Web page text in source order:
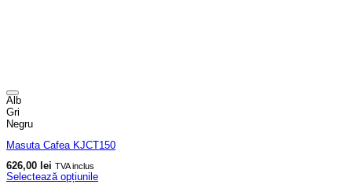
Alb
Gri
Negru
Masuta Cafea KJCT150
626,00 lei TVA inclus
Selectează opțiunile